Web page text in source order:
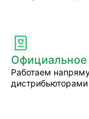
Официальное
Работаем